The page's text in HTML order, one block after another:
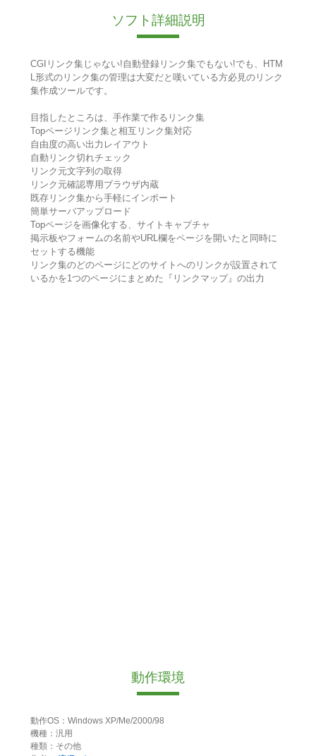
ソフト詳細説明
CGIリンク集じゃない!自動登録リンク集でもない!でも、HTM
L形式のリンク集の管理は大変だと嘆いている方必見のリンク
集作成ツールです。
目指したところは、手作業で作るリンク集
Topページリンク集と相互リンク集対応
自由度の高い出力レイアウト
自動リンク切れチェック
リンク元文字列の取得
リンク元確認専用ブラウザ内蔵
既存リンク集から手軽にインポート
簡単サーバアップロード
Topページを画像化する、サイトキャプチャ
掲示板やフォームの名前やURL欄をページを開いたと同時に
セットする機能
リンク集のどのページにどのサイトへのリンクが設置されて
いるかを1つのページにまとめた『リンクマップ』の出力
動作環境
動作OS：Windows XP/Me/2000/98
機種：汎用
種類：その他